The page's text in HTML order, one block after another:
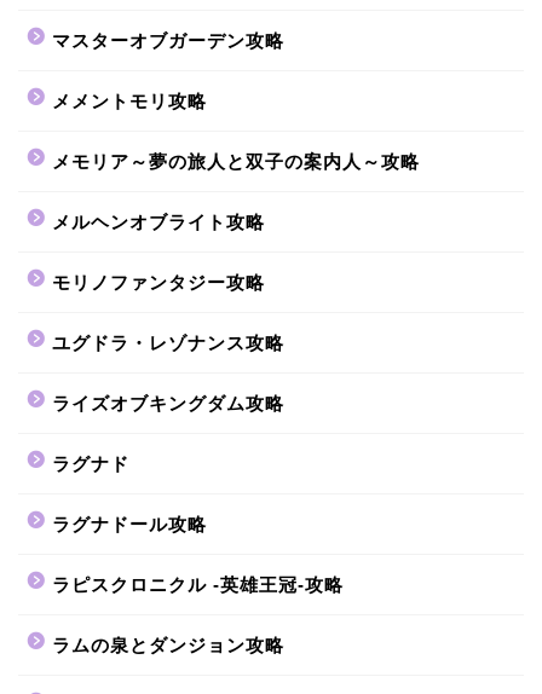
マスターオブガーデン攻略
メメントモリ攻略
メモリア～夢の旅人と双子の案内人～攻略
メルヘンオブライト攻略
モリノファンタジー攻略
ユグドラ・レゾナンス攻略
ライズオブキングダム攻略
ラグナド
ラグナドール攻略
ラピスクロニクル -英雄王冠-攻略
ラムの泉とダンジョン攻略